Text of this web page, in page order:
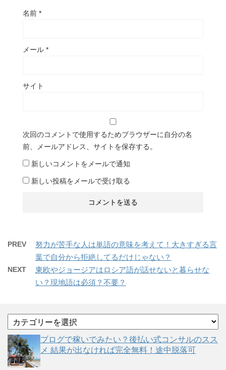
名前 *
メール *
サイト
次回のコメントで使用するためブラウザーに自分の名
前、メールアドレス、サイトを保存する。
新しいコメントをメールで通知
新しい投稿をメールで受け取る
PREV
努力が苦手な人は単語の意味を考えて！大きすぎる言
葉で自分から拒絶してるだけじゃない？
NEXT
東欧やジョージアはロシア語が話せないと暮らせな
い？現地語は必須？不要？
テ
ゴ
リ
ー
ブログで稼いでみたい？後払い式コンサルのスス
メ 結果が出なければ完全無料！途中脱落可